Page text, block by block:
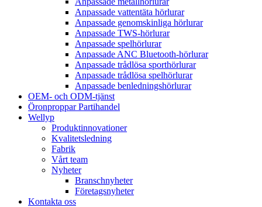
Anpassade vattentäta hörlurar
Anpassade genomskinliga hörlurar
Anpassade TWS-hörlurar
Anpassade spelhörlurar
Anpassade ANC Bluetooth-hörlurar
Anpassade trådlösa sporthörlurar
Anpassade trådlösa spelhörlurar
Anpassade benledningshörlurar
OEM- och ODM-tjänst
Öronproppar Partihandel
Wellyp
Produktinnovationer
Kvalitetsledning
Fabrik
Vårt team
Nyheter
Branschnyheter
Företagsnyheter
Kontakta oss